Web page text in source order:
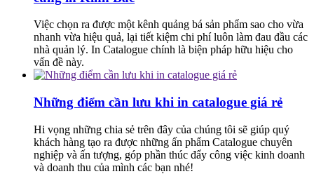
Việc chọn ra được một kênh quảng bá sản phẩm sao cho vừa
nhanh vừa hiệu quả, lại tiết kiệm chi phí luôn làm đau đầu các
nhà quản lý. In Catalogue chính là biện pháp hữu hiệu cho
vấn đề này.
Những điểm cần lưu khi in catalogue giá rẻ
Hi vọng những chia sẻ trên đây của chúng tôi sẽ giúp quý
khách hàng tạo ra được những ấn phẩm Catalogue chuyên
nghiệp và ấn tượng, góp phần thúc đẩy công việc kinh doanh
và doanh thu của mình các bạn nhé!